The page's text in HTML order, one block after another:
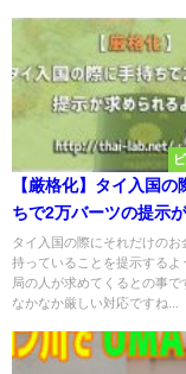
【厳格化】タイ入国の
ちで2万バーツの提示が
るように
タイ入国の際にそれだけのお
持っていることを提示するよ
局の人が求めてくるとの事で
なかなか厳しい対応ですね...